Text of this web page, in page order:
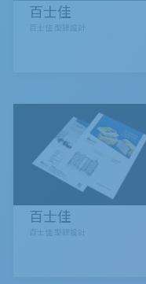
百士佳
百士佳 型錄設計
百士佳
百士佳 型錄設計